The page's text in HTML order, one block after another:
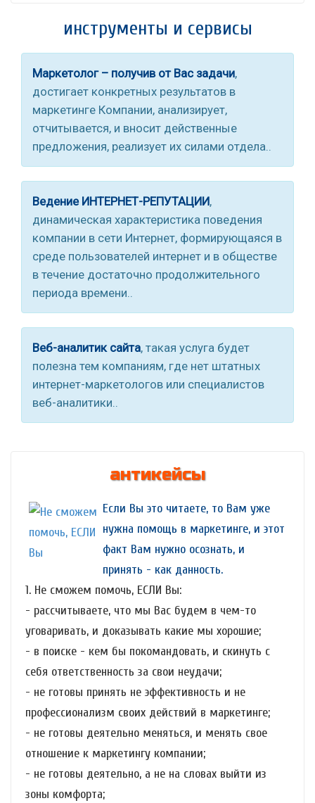
инструменты и сервисы
Маркетолог – получив от Вас задачи,
достигает конкретных результатов в
маркетинге Компании, анализирует,
отчитывается, и вносит действенные
предложения, реализует их силами отдела..
Ведение ИНТЕРНЕТ-РЕПУТАЦИИ,
динамическая характеристика поведения
компании в сети Интернет, формирующаяся в
среде пользователей интернет и в обществе
в течение достаточно продолжительного
периода времени..
Веб-аналитик сайта, такая услуга будет
полезна тем компаниям, где нет штатных
интернет-маркетологов или специалистов
веб-аналитики..
антикейсы
Если Вы это читаете, то Вам уже
нужна помощь в маркетинге, и этот
факт Вам нужно осознать, и
принять - как данность.
1. Не сможем помочь, ЕСЛИ Вы:
- рассчитываете, что мы Вас будем в чем-то
уговаривать, и доказывать какие мы хорошие;
- в поиске - кем бы покомандовать, и скинуть с
себя ответственность за свои неудачи;
- не готовы принять не эффективность и не
профессионализм своих действий в маркетинге;
- не готовы деятельно меняться, и менять свое
отношение к маркетингу компании;
- не готовы деятельно, а не на словах выйти из
зоны комфорта;